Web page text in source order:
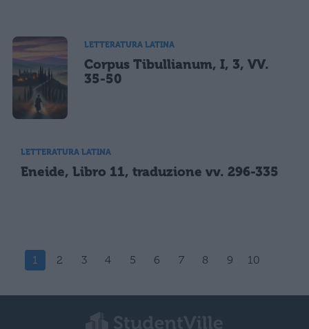
LETTERATURA LATINA
Corpus Tibullianum, I, 3, VV.
35-50
LETTERATURA LATINA
Eneide, Libro 11, traduzione vv. 296-335
1 2 3 4 5 6 7 8 9 10